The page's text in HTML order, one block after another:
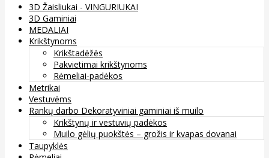
3D Žaisliukai - VINGURIUKAI
3D Gaminiai
MEDALIAI
Krikštynoms
Krikštadėžės
Pakvietimai krikštynoms
Rėmeliai-padėkos
Metrikai
Vestuvėms
Rankų darbo Dekoratyviniai gaminiai iš muilo
Krikštynų ir vestuvių padėkos
Muilo gėlių puokštės – grožis ir kvapas dovanai
Taupyklės